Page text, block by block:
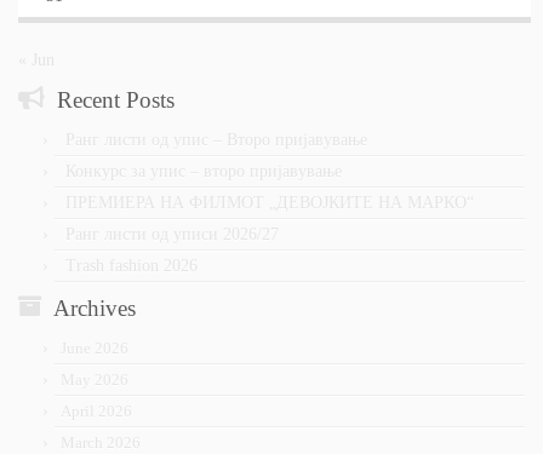
Recent Posts
Конкурс за упис – второ пријавување
ПРЕМИЕРА НА ФИЛМОТ „ДЕВОЈКИТЕ НА МАРКО“
Ранг листи од уписи 2026/27
Trash fashion 2026
Archives
June 2026
May 2026
April 2026
March 2026